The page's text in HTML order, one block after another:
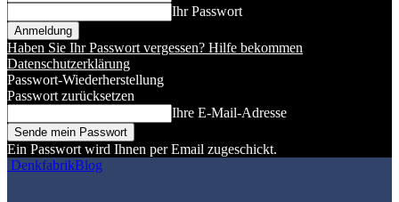
Ihr Passwort
Haben Sie Ihr Passwort vergessen? Hilfe bekommen
Datenschutzerklärung
Passwort-Wiederherstellung
Passwort zurücksetzen
Ihre E-Mail-Adresse
Ein Passwort wird Ihnen per Email zugeschickt.
DenkfabrikBlog